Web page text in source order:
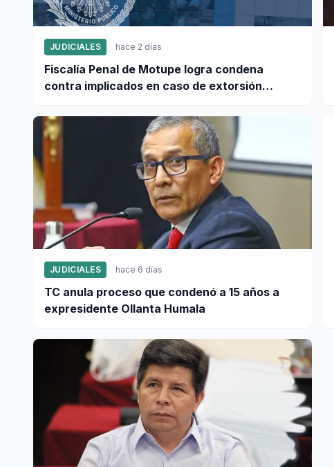
JUDICIALES hace 2 días
Fiscalía Penal de Motupe logra condena
contra implicados en caso de extorsión
JUDICIALES hace 6 días
TC anula proceso que condenó a 15 años a
expresidente Ollanta Humala